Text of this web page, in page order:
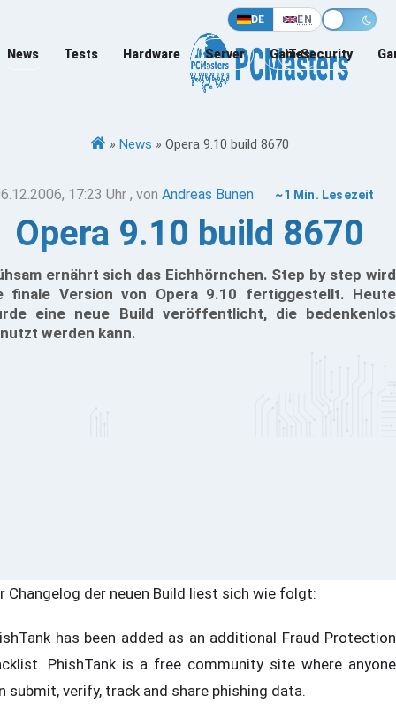
DE EN
News Tests Hardware Server Games
IT-Security
» News » Opera 9.10 build 8670
17:23 Uhr , vonAndreas Bunen ~1 Min. Lesezeit
Opera 9.10 build 8670
ernährt sich das Eichhörnchen. Step by step wird
finale Version von Opera 9.10 fertiggestellt. Heute
eine neue Build veröffentlicht, die bedenkenlos
werden kann.
Changelog der neuen Build liest sich wie folgt:
has been added as an additional Fraud Protection
PhishTank is a free community site where anyone
submit, verify, track and share phishing data.